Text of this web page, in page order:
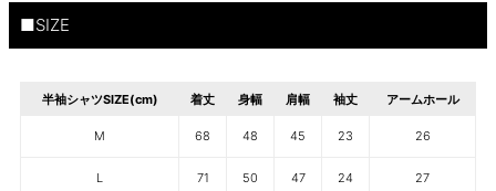
■SIZE
半袖シャツSIZE(cm) 着丈 身幅 肩幅 袖丈 アームホール
M 68 48 45 23 26
L 71 50 47 24 27